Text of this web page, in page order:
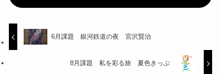
6月課題 銀河鉄道の夜 宮沢賢治
8月課題 私を彩る旅 夏色きっぷ